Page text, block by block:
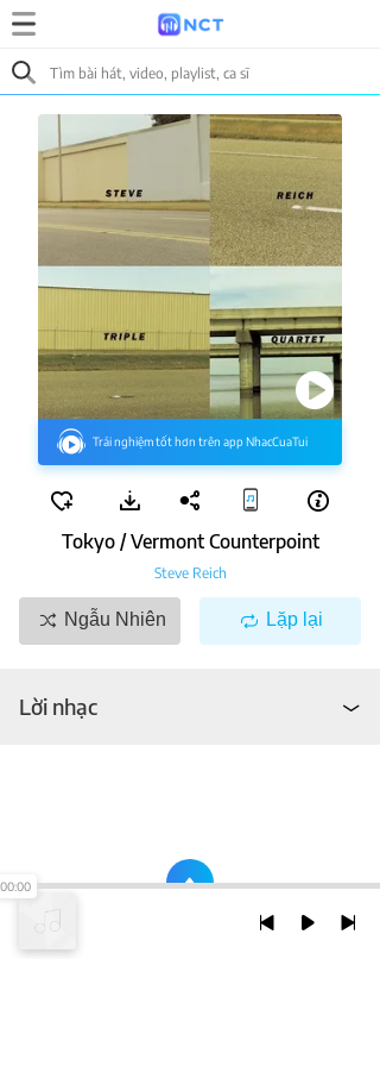
Trải nghiệm tốt hơn trên app NhacCuaTui
Tokyo / Vermont Counterpoint
Steve Reich
Ngẫu Nhiên Lặp lại
Lời nhạc
00:00